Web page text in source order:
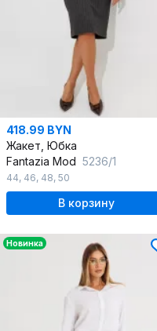
418.99 BYN
Жакет, Юбка
Fantazia Mod 5236/1
44, 46, 48, 50
В корзину
Новинка